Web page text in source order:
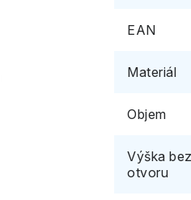
EAN
Materiál
Objem
Výška
otvoru